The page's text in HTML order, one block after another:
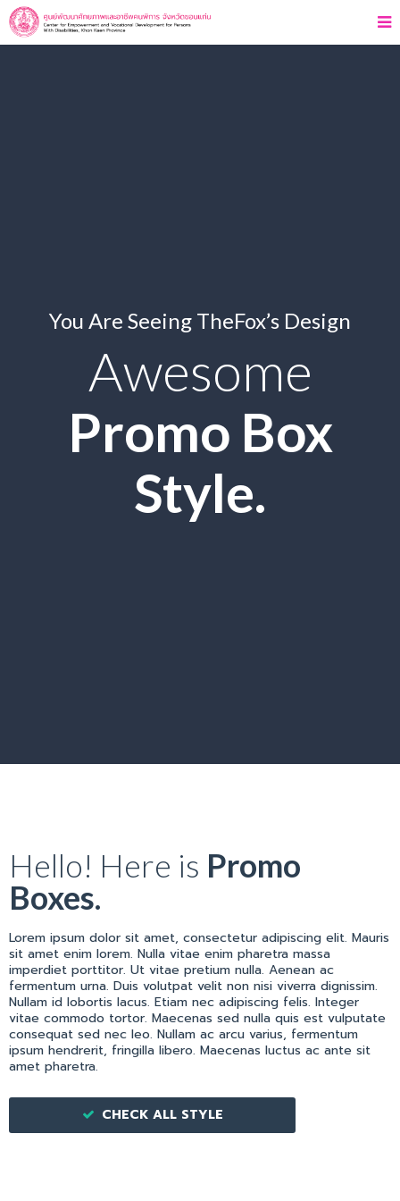
You Are Seeing TheFox’s Design
Awesome
Promo Box
Style.
Hello! Here is Promo
Boxes.
Lorem ipsum dolor sit amet, consectetur adipiscing elit. Mauris
sit amet enim lorem. Nulla vitae enim pharetra massa
imperdiet porttitor. Ut vitae pretium nulla. Aenean ac
fermentum urna. Duis volutpat velit non nisi viverra dignissim.
Nullam id lobortis lacus. Etiam nec adipiscing felis. Integer
vitae commodo tortor. Maecenas sed nulla quis est vulputate
consequat sed nec leo. Nullam ac arcu varius, fermentum
ipsum hendrerit, fringilla libero. Maecenas luctus ac ante sit
amet pharetra.
CHECK ALL STYLE